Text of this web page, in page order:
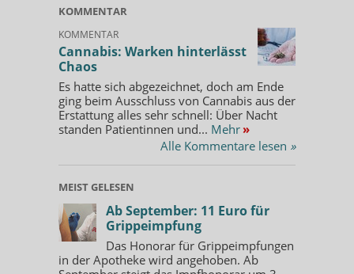
KOMMENTAR
KOMMENTAR
Cannabis: Warken hinterlässt
Chaos
Es hatte sich abgezeichnet, doch am Ende
ging beim Ausschluss von Cannabis aus der
Erstattung alles sehr schnell: Über Nacht
standen Patientinnen und... Mehr »
Alle Kommentare lesen »
MEIST GELESEN
Ab September: 11 Euro für
Grippeimpfung
Das Honorar für Grippeimpfungen
in der Apotheke wird angehoben. Ab